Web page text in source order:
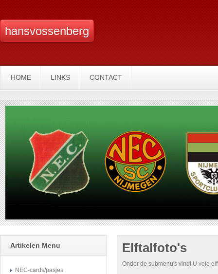
hansvossenberg
HOME LINKS CONTACT
Artikelen Menu
NEC-cards/pasjes
Elftalfoto's
Onder de submenu's vindt U vele